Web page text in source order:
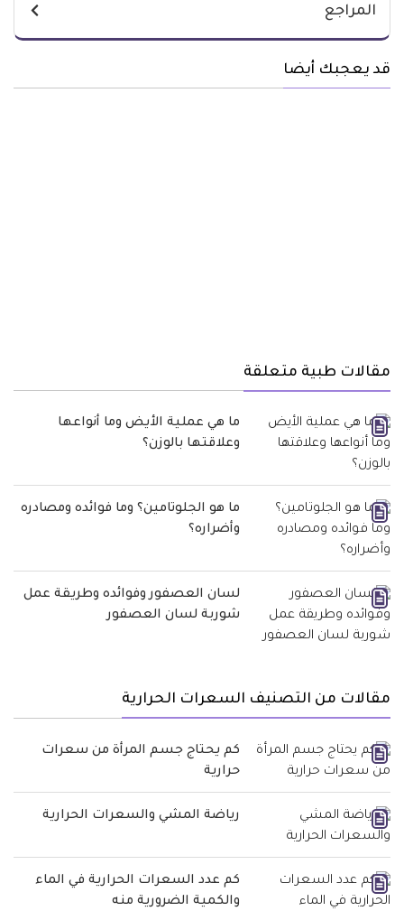
المراجع
قد يعجبك أيضا
مقالات طبية متعلقة
ما هي عملية الأيض وما أنواعها
وعلاقتها بالوزن؟
ما هو الجلوتامين؟ وما فوائده ومصادره
وأضراره؟
لسان العصفور وفوائده وطريقة عمل
شوربة لسان العصفور
مقالات من التصنيف السعرات الحرارية
كم يحتاج جسم المرأة من سعرات
حرارية
رياضة المشي والسعرات الحرارية
كم عدد السعرات الحرارية في الماء
والكمية الضرورية منه